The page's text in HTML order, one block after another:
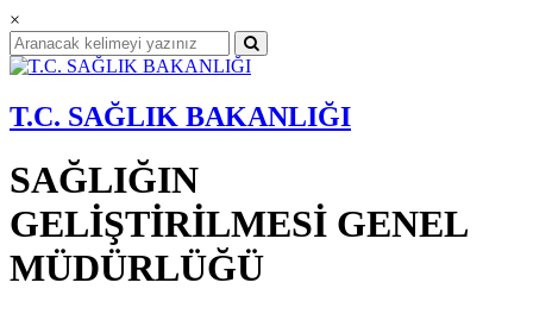
×
T.C. SAĞLIK BAKANLIĞI
SAĞLIĞIN
GELİŞTİRİLMESİ GENEL
MÜDÜRLÜĞÜ